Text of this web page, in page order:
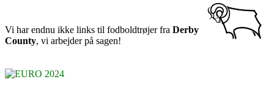
Vi har endnu ikke links til fodboldtrøjer fra Derby
County, vi arbejder på sagen!